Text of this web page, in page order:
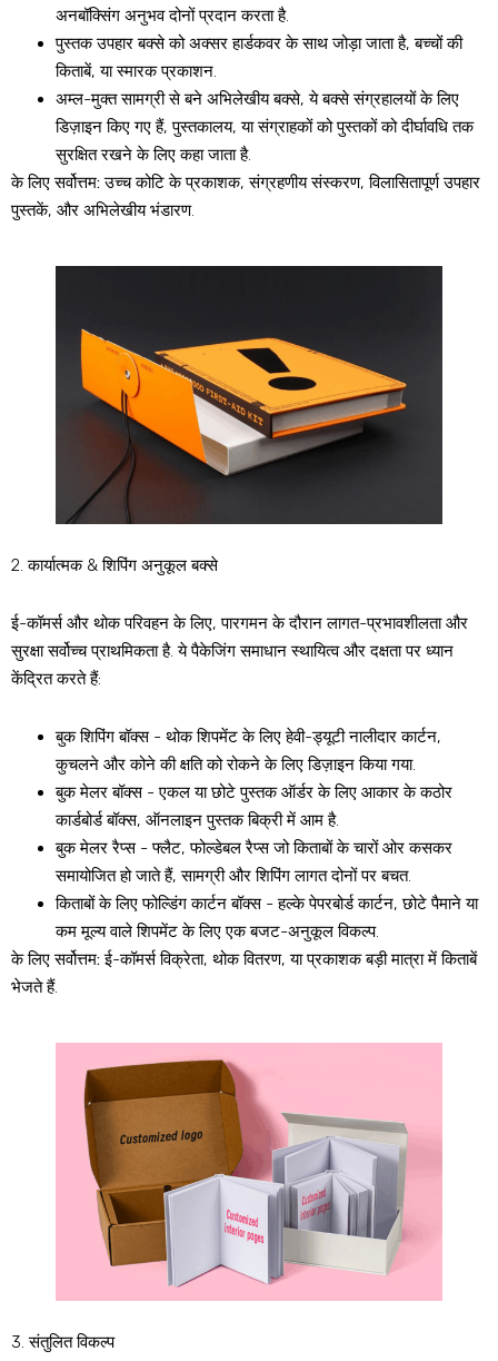
अनबॉक्सिंग अनुभव दोनों प्रदान करता है.
पुस्तक उपहार बक्से को अक्सर हार्डकवर के साथ जोड़ा जाता है, बच्चों की
किताबें, या स्मारक प्रकाशन.
अम्ल-मुक्त सामग्री से बने अभिलेखीय बक्से, ये बक्से संग्रहालयों के लिए
डिज़ाइन किए गए हैं, पुस्तकालय, या संग्राहकों को पुस्तकों को दीर्घावधि तक
सुरक्षित रखने के लिए कहा जाता है.
के लिए सर्वोत्तम:उच्च कोटि के प्रकाशक, संग्रहणीय संस्करण, विलासितापूर्ण उपहार
पुस्तकें, और अभिलेखीय भंडारण.
2. कार्यात्मक & शिपिंग अनुकूल बक्से
ई-कॉमर्स और थोक परिवहन के लिए, पारगमन के दौरान लागत-प्रभावशीलता और
सुरक्षा सर्वोच्च प्राथमिकता है. ये पैकेजिंग समाधान स्थायित्व और दक्षता पर ध्यान
केंद्रित करते हैं:
बुक शिपिंग बॉक्स - थोक शिपमेंट के लिए हेवी-ड्यूटी नालीदार कार्टन,
कुचलने और कोने की क्षति को रोकने के लिए डिज़ाइन किया गया.
बुक मेलर बॉक्स - एकल या छोटे पुस्तक ऑर्डर के लिए आकार के कठोर
कार्डबोर्ड बॉक्स, ऑनलाइन पुस्तक बिक्री में आम है.
बुक मेलर रैप्स - फ्लैट, फोल्डेबल रैप्स जो किताबों के चारों ओर कसकर
समायोजित हो जाते हैं, सामग्री और शिपिंग लागत दोनों पर बचत.
किताबों के लिए फोल्डिंग कार्टन बॉक्स - हल्के पेपरबोर्ड कार्टन, छोटे पैमाने या
कम मूल्य वाले शिपमेंट के लिए एक बजट-अनुकूल विकल्प.
के लिए सर्वोत्तम:ई-कॉमर्स विक्रेता, थोक वितरण, या प्रकाशक बड़ी मात्रा में किताबें
भेजते हैं.
3. संतुलित विकल्प